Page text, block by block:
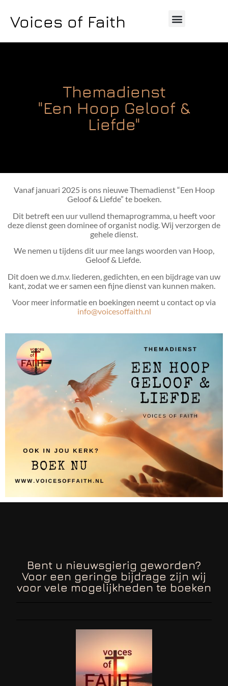
Voices of Faith
Themadienst
"Een Hoop Geloof &
Liefde"
Vanaf januari 2025 is ons nieuwe Themadienst “Een Hoop
Geloof & Liefde” te boeken.
Dit betreft een uur vullend themaprogramma, u heeft voor
deze dienst geen dominee of organist nodig. Wij verzorgen de
gehele dienst.
We nemen u tijdens dit uur mee langs woorden van Hoop,
Geloof & Liefde.
Dit doen we d.m.v. liederen, gedichten, en een bijdrage van uw
kant, zodat we er samen een fijne dienst van kunnen maken.
Voor meer informatie en boekingen neemt u contact op via
info@voicesoffaith.nl
Bent u nieuwsgierig geworden?
Voor een geringe bijdrage zijn wij
voor vele mogelijkheden te boeken